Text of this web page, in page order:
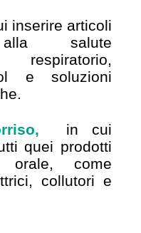
inserire articoli
salute
respiratorio,
e soluzioni
in cui
quei prodotti
orale, come
collutori e